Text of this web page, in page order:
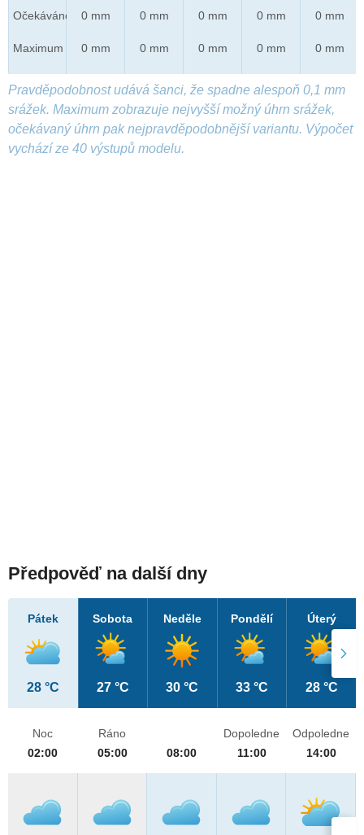
Očekáváno
Maximum
0 mm
0 mm
0 mm
0 mm
0 mm
0 mm
0 mm
0 mm
0 mm
0 mm
Pravděpodobnost udává šanci, že spadne alespoň 0,1 mm
srážek. Maximum zobrazuje nejvyšší možný úhrn srážek,
očekávaný úhrn pak nejpravděpodobnější variantu. Výpočet
vychází ze 40 výstupů modelu.
Předpověď na další dny
Pátek
28 °C
Sobota
27 °C
Neděle
30 °C
Pondělí
33 °C
Úterý
28 °C
Noc
02:00
Ráno
05:00
08:00
Dopoledne
11:00
Odpoledne
14:00